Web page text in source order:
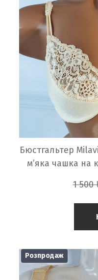
Бюстгальтер
м’яка чашка на
1 500
Розпродаж